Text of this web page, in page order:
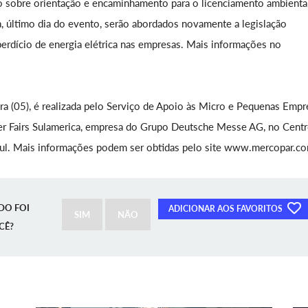
orientação e encaminhamento para o licenciamento
dia do evento, serão abordados novamente a legislação
de energia elétrica nas empresas. Mais informações no
(05), é realizada pelo Serviço de Apoio às Micro e Pequenas
Fairs Sulamerica, empresa do Grupo Deutsche Messe AG, no
Mais informações podem ser obtidas pelo site
ADICIONAR AOS FAVORITOS
FOI
SIM NÃO